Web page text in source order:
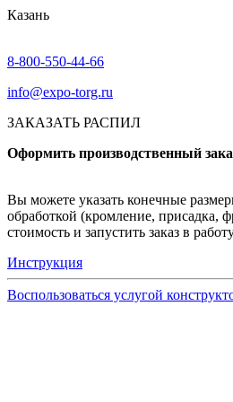
Казань
8-800-550-44-66
info@expo-torg.ru
ЗАКАЗАТЬ РАСПИЛ
Оформить производственный
Вы можете указать конечные
обработкой (кромление, присадка,
стоимость и запустить заказ в
Инструкция
Воспользоваться услугой